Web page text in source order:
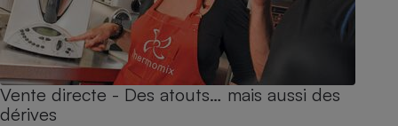
Vente directe - Des atouts… mais aussi des
dérives